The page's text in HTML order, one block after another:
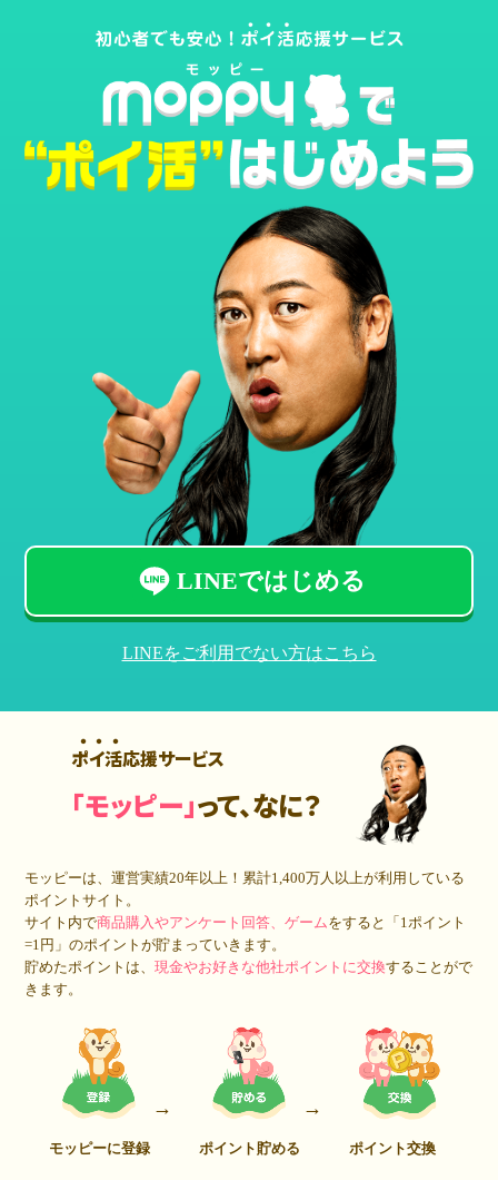
LINEではじめる
LINEをご利用でない方はこちら
ポイ活応援サービス
「モッピー」って、なに？
モッピーは、運営実績20年以上！累計1,400万人 以上が利用している
ポイントサイト。
サイト内で商品購入やアンケート回答、ゲームをすると「1ポイント
=1円」のポイントが貯まっていきます。
貯めたポイントは、現金やお好きな他社ポイントに交換することがで
きます。
モッピーに登録 ポイント貯める ポイント交換